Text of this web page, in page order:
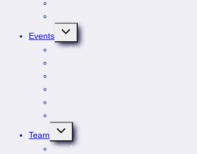
Events
Untermenü
Weekly M.Jive
Team
Untermenü
Das M.Jive-Team